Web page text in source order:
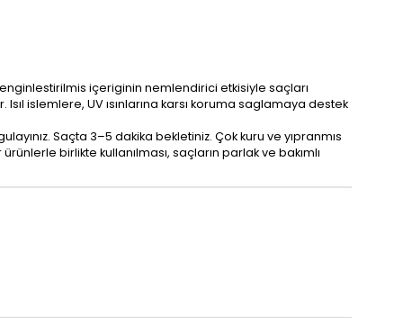
içeriginin nemlendirici etkisiyle saçları
islemlere, UV ısınlarına karsı koruma saglamaya destek
Saçta 3–5 dakika bekletiniz. Çok kuru ve yıpranmıs
birlikte kullanılması, saçların parlak ve bakımlı